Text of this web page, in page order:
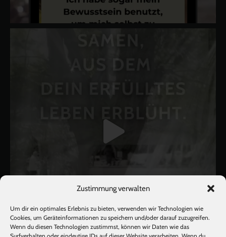
Zustimmung verwalten
Um dir ein optimales Erlebnis zu bieten, verwenden wir Technologien wie
Cookies, um Geräteinformationen zu speichern und/oder darauf zuzugreifen.
Wenn du diesen Technologien zustimmst, können wir Daten wie das